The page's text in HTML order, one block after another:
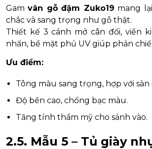
Gamvân gỗ đậm Zuko19 mang
chắc và sang trọng như gỗ thật.
Thiết kế 3 cánh mở cân đối, viền
nhấn, bề mặt phủ UV giúp phản
Ưu điểm:
Tông màu sang trọng, hợp với sàn
Độ bền cao, chống bạc màu.
Tăng tính thẩm mỹ cho sảnh vào.
2.5. Mẫu 5 – Tủ giày